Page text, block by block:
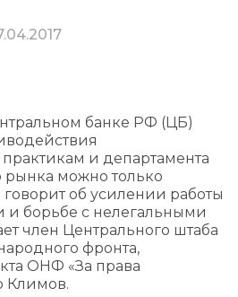
банке РФ (ЦБ)
и департамента
можно только
говорит об усилении работы
и борьбе с нелегальными
член Центрального штаба
фронта,
ОНФ «За права
Климов.